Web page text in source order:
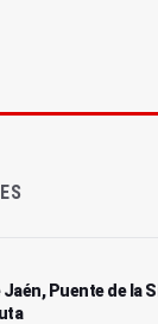
Jaén, Puente de la